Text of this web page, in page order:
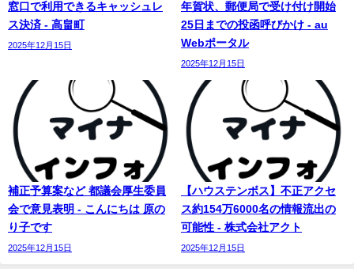
窓口で利用できるキャッシュレ
ス決済 - 高畠町
2025年12月15日
年賀状、郵便局で受け付け開始
25日までの投函呼びかけ - au
Webポータル
2025年12月15日
補正予算案など 都議会厚生委員
会で意見表明 - こんにちは 原の
り子です
2025年12月15日
【ハウステンボス】不正アクセ
ス約154万6000名の情報流出の
可能性 - 株式会社アクト
2025年12月15日